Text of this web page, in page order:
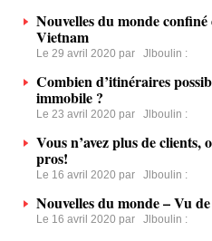
Nouvelles du monde
Vietnam
Le 29 avril 2020 par Jlboulin :
Combien d’itinéraires
immobile ?
Le 23 avril 2020 par Jlboulin :
Vous n’avez plus de clients,
pros!
Le 16 avril 2020 par Jlboulin :
Nouvelles du monde – Vu
Le 16 avril 2020 par Jlboulin :